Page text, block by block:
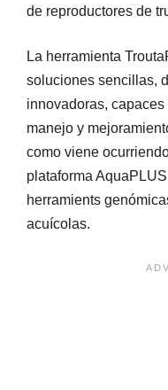
de reproductores de
La herramienta
soluciones sencillas,
innovadoras,
manejo y
como viene
plataforma
herramients
acuícolas.